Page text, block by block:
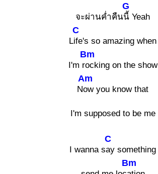
จะผ่านค่ำคืน
G
นี้ Yeah
L
C
ife's so amazing when
I'm r
Bm
ocking on the show
N
Am
ow you know that
I'm supposed to be me
I wanna s
C
ay something
Bm